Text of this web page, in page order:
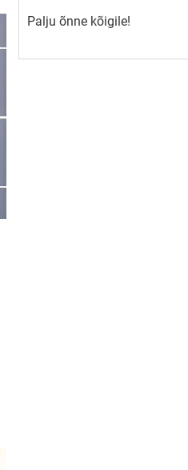
Palju õnne kõigile!